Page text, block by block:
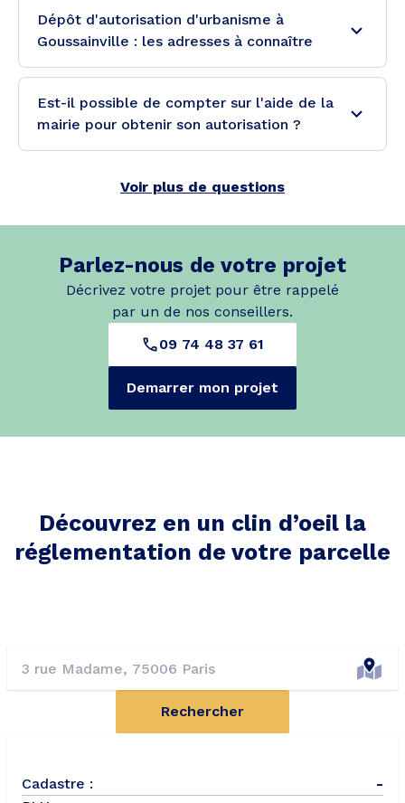
Dépôt d'autorisation d'urbanisme à
Goussainville : les adresses à connaître
Est-il possible de compter sur l'aide de la
mairie pour obtenir son autorisation ?
Voir plus de questions
Parlez-nous de votre projet
Décrivez votre projet pour être rappelé
par un de nos conseillers.
09 74 48 37 61
Demarrer mon projet
Découvrez en un clin d’oeil la
réglementation de votre parcelle
Rechercher
Cadastre :
-